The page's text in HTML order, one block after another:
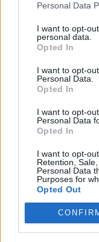
Personal Data
I want to opt-
personal data.
Opted In
I want to opt-
Personal Data.
Opted In
I want to opt-
Personal Data
Opted In
I want to opt-
Retention,
Personal Data
Purposes for
Opted Out
146 5
Ranking de El Barrio